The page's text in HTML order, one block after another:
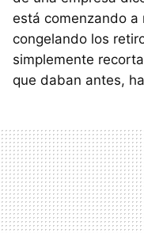
está comenzando a
congelando los
simplemente
que daban antes,